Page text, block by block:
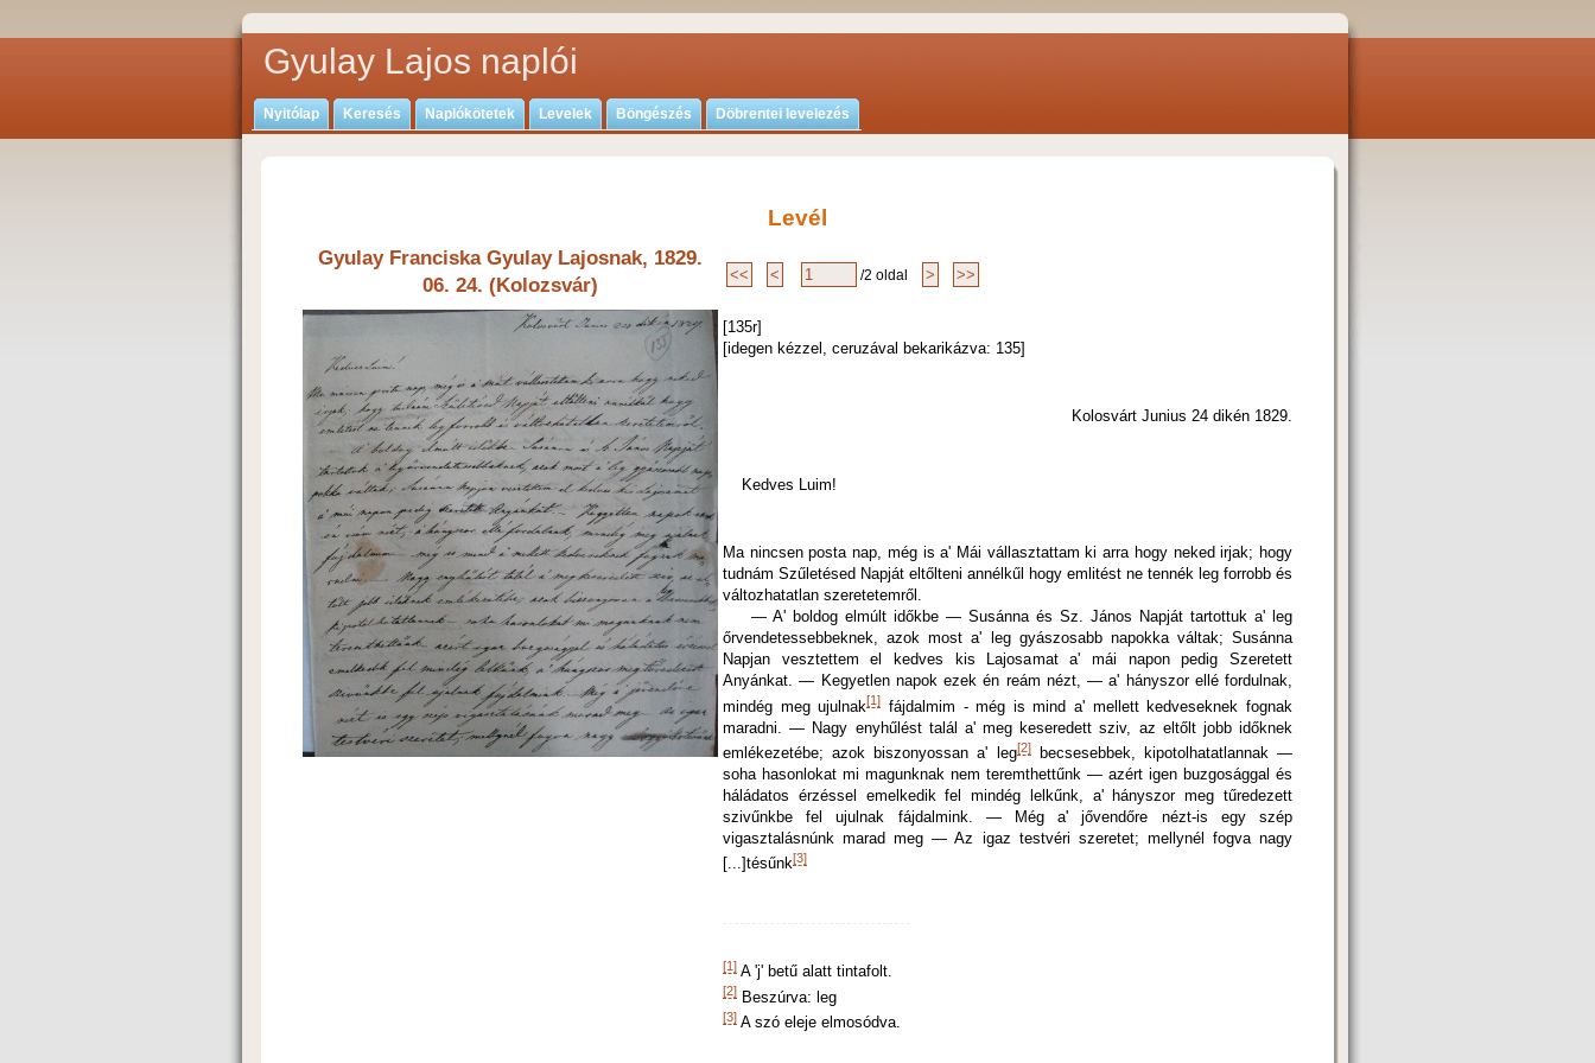
Gyulay Lajos naplói
Nyitólap Keresés Naplókötetek Levelek Böngészés Döbrentei levelezés
Levél
Gyulay Franciska Gyulay Lajosnak, 1829.
06. 24. (Kolozsvár)
/2 oldal
[135r]
[idegen kézzel, ceruzával bekarikázva: 135]
Kolosvárt Junius 24 dikén 1829.
Kedves Luim!
Ma nincsen posta nap, még is a' Mái vállasztattam ki arra hogy neked irjak; hogy
tudnám Szűletésed Napját eltőlteni annélkűl hogy emlitést ne tennék leg forrobb és
változhatatlan szeretetemről.
— A' boldog elmúlt időkbe — Susánna és Sz. János Napját tartottuk a' leg
őrvendetessebbeknek, azok most a' leg gyászosabb napokka váltak; Susánna
Napjan vesztettem el kedves kis Lajosamat a' mái napon pedig Szeretett
Anyánkat. — Kegyetlen napok ezek én reám nézt, — a' hányszor ellé fordulnak,
mindég meg ujulnak[1]
fájdalmim - még is mind a' mellett kedveseknek fognak
maradni. — Nagy enyhűlést talál a' meg keseredett sziv, az eltőlt jobb időknek
emlékezetébe; azok biszonyossan a' leg[2]becsesebbek, kipotolhatatlannak —
soha hasonlokat mi magunknak nem teremthettűnk — azért igen buzgosággal és
háládatos érzéssel emelkedik fel mindég lelkűnk, a' hányszor meg tűredezett
szivűnkbe fel ujulnak fájdalmink. — Még a' jővendőre nézt-is egy szép
vigasztalásnúnk marad meg — Az igaz testvéri szeretet; mellynél fogva nagy
[...]tésűnk[3]
[1] A 'j' betű alatt tintafolt.
[2] Beszúrva: leg
[3] A szó eleje elmosódva.